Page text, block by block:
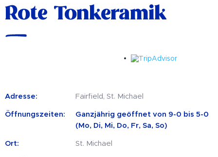
Rote Tonkeramik
Adresse: Fairfield, St. Michael
Öffnungszeiten:
Ganzjährig geöffnet von 9-0 bis 5-0
(Mo, Di, Mi, Do, Fr, Sa, So)
Ort: St. Michael